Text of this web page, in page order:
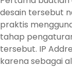
desain tersebut
praktis
tahap
tersebut. IP
karena sebagai